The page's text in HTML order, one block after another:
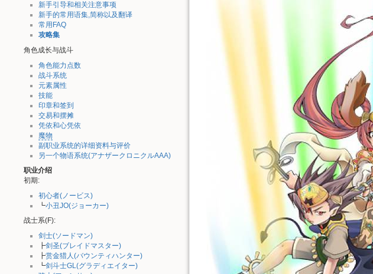
新手引导和相关注意事项
新手的常用语集,简称以及翻译
常用FAQ
攻略集
角色成长与战斗
角色能力点数
战斗系统
元素属性
技能
印章和签到
交易和摆摊
凭依和心凭依
魔物
副职业系统的详细资料与评价
另一个物语系统(アナザークロニクルAAA)
职业介绍
初期:
初心者(ノービス)
┗小丑JO(ジョーカー)
战士系(F):
剑士(ソードマン)
┣剑圣(ブレイドマスター)
┣赏金猎人(バウンティハンター)
┗剑斗士GL(グラディエイター)